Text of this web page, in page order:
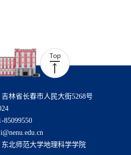
林省长春市人民大街5268号
85099550
北师范大学地理科学学院